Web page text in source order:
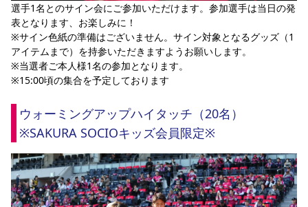
選手1名とのサイン会にご参加いただけます。参加選手は当日の発
表となります、お楽しみに！
※サイン色紙の準備はございません。サイン対象となるグッズ（1
アイテムまで）を持参いただきますようお願いします。
※当選者ご本人様1名の参加となります。
※15:00頃の集合を予定しております
ウォーミングアップハイタッチ（20名）
※SAKURA SOCIOキッズ会員限定※